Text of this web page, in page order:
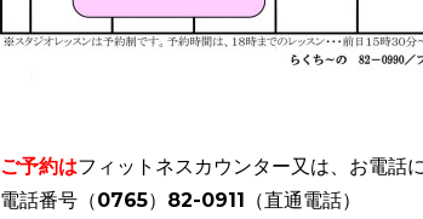
ご予約はフィットネスカウンター又は、お電話
電話番号（0765）82-0911（直通電話）